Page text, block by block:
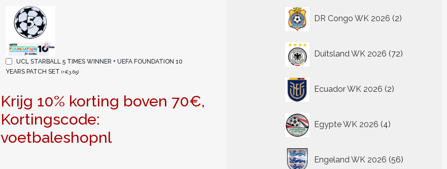
UCL STARBALL 5 TIMES WINNER + UEFA FOUNDATION 10
YEARS PATCH SET(+€3.65)
Krijg 10% korting boven 70€,
Kortingscode:
voetbaleshopnl
DR Congo WK 2026 2
producten
Duitsland WK 2026 72
producten
Ecuador WK 2026 2
producten
Egypte WK 2026 4
producten
Engeland WK 2026 56
producten